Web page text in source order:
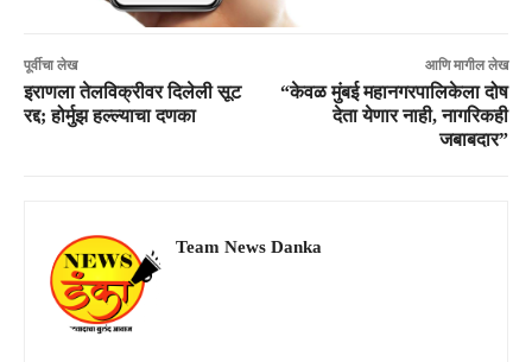
पूर्वीचा लेख
इराणला तेलविक्रीवर दिलेली सूट
रद्द; होर्मुझ हल्ल्याचा दणका
आणि मागील लेख
“केवळ मुंबई महानगरपालिकेला दोष
देता येणार नाही, नागरिकही
जबाबदार”
Team News Danka